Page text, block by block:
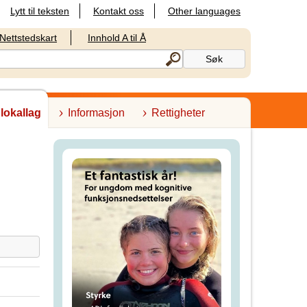
Lytt til teksten Kontakt oss Other languages
Nettstedskart Innhold A til Å
Informasjon Rettigheter